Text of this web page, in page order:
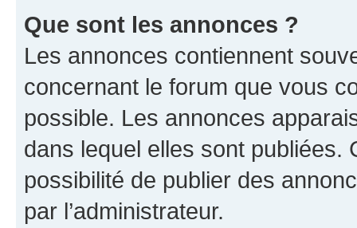
Que sont les annonces ?
Les annonces contiennent
concernant le forum que vous
possible. Les annonces
dans lequel elles sont publiées.
possibilité de publier des
par l’administrateur.